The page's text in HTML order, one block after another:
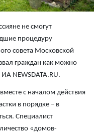
не смогут
процедуру
совета Московской
граждан как можно
NEWSDATA.RU.
с началом действия
в порядке – в
Специалист
«домов-